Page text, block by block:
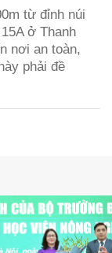
từ đỉnh núi
ở Thanh
nơi an toàn,
phải đề